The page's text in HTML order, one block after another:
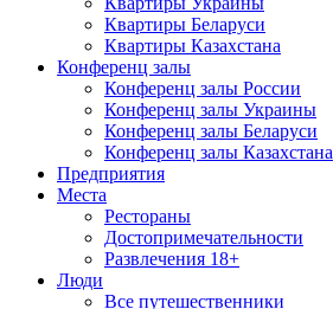
Квартиры Беларуси
Квартиры Казахстана
Конференц залы
Конференц залы России
Конференц залы Украины
Конференц залы Беларуси
Конференц залы Казахстана
Предприятия
Места
Рестораны
Достопримечательности
Развлечения 18+
Люди
Все путешественники